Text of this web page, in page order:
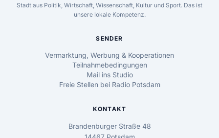
Stadt aus Politik, Wirtschaft, Wissenschaft, Kultur und Sport. Das ist
unsere lokale Kompetenz.
SENDER
Vermarktung, Werbung & Kooperationen
Teilnahmebedingungen
Mail ins Studio
Freie Stellen bei Radio Potsdam
KONTAKT
Brandenburger Straße 48